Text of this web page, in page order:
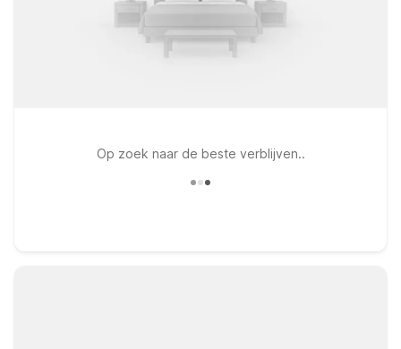
Op zoek naar de beste verblijven..